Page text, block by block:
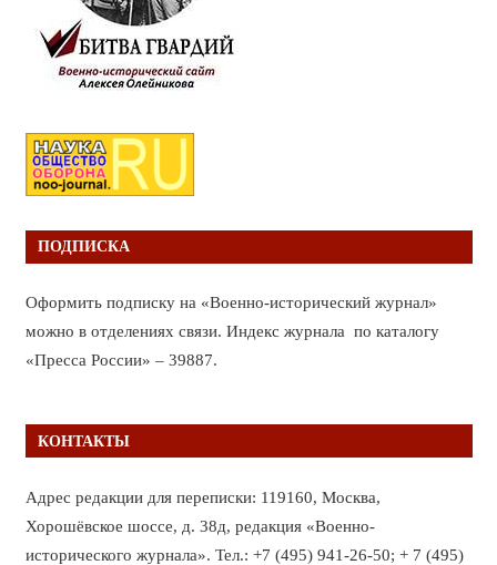
ПОДПИСКА
Оформить подписку на «Военно-исторический журнал»
можно в отделениях связи. Индекс журнала по каталогу
«Пресса России» – 39887.
КОНТАКТЫ
Адрес редакции для переписки: 119160, Москва,
Хорошёвское шоссе, д. 38д, редакция «Военно-
исторического журнала». Тел.: +7 (495) 941-26-50; + 7 (495)